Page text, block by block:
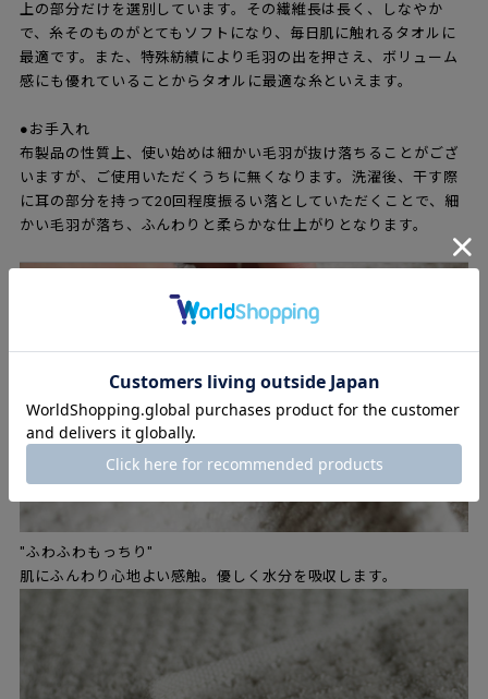
上の部分だけを選別しています。その繊維長は長く、しなやか
で、糸そのものがとてもソフトになり、毎日肌に触れるタオルに
最適です。また、特殊紡績により毛羽の出を押さえ、ボリューム
感にも優れていることからタオルに最適な糸といえます。
●お手入れ
布製品の性質上、使い始めは細かい毛羽が抜け落ちることがござ
いますが、ご使用いただくうちに無くなります。洗濯後、干す際
に耳の部分を持って20回程度振るい落としていただくことで、細
かい毛羽が落ち、ふんわりと柔らかな仕上がりとなります。
"ふわふわもっちり"
肌にふんわり心地よい感触。優しく水分を吸収します。